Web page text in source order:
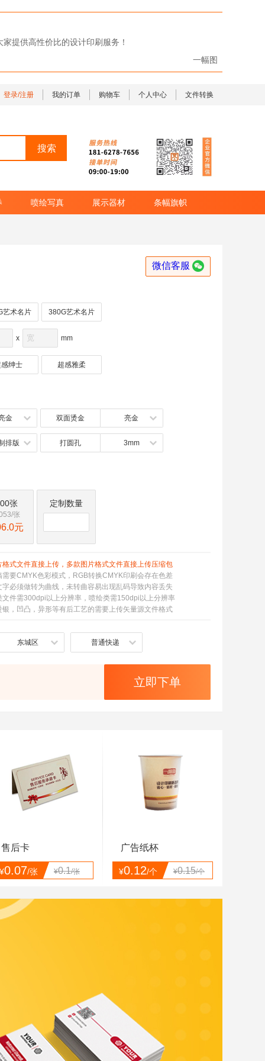
提供高性价比的设计印刷服务！
一幅图
登录/注册 我的订单 购物车 个人中心 文件转换
喷绘写真 展示器材 条幅旗帜
微信客服 
艺术名片 380G艺术名片
x mm
绅士 超感雅柔
金 双面烫金 亮金
排版 打圆孔 3mm
张
张
元
定制数量
格式文件直接上传，多款图片格式文件直接上传压缩包
需要CMYK色彩模式，RGB转换CMYK印刷会存在色差
字必须做转为曲线，未转曲容易出现乱码导致内容丢失
文件需300dpi以上分辨率，喷绘类需150dpi以上分辨率
银，凹凸，异形等有后工艺的需要上传矢量源文件格式
东城区 普通快递
立即下单
售后卡
¥0.07/张 ¥0.1/张
广告纸杯
¥0.12/个 ¥0.15/个